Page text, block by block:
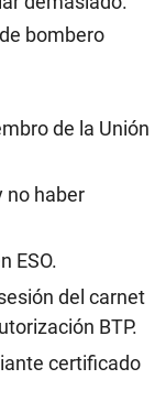
bombero
de la Unión
no haber
ESO.
del carnet
BTP.
certificado